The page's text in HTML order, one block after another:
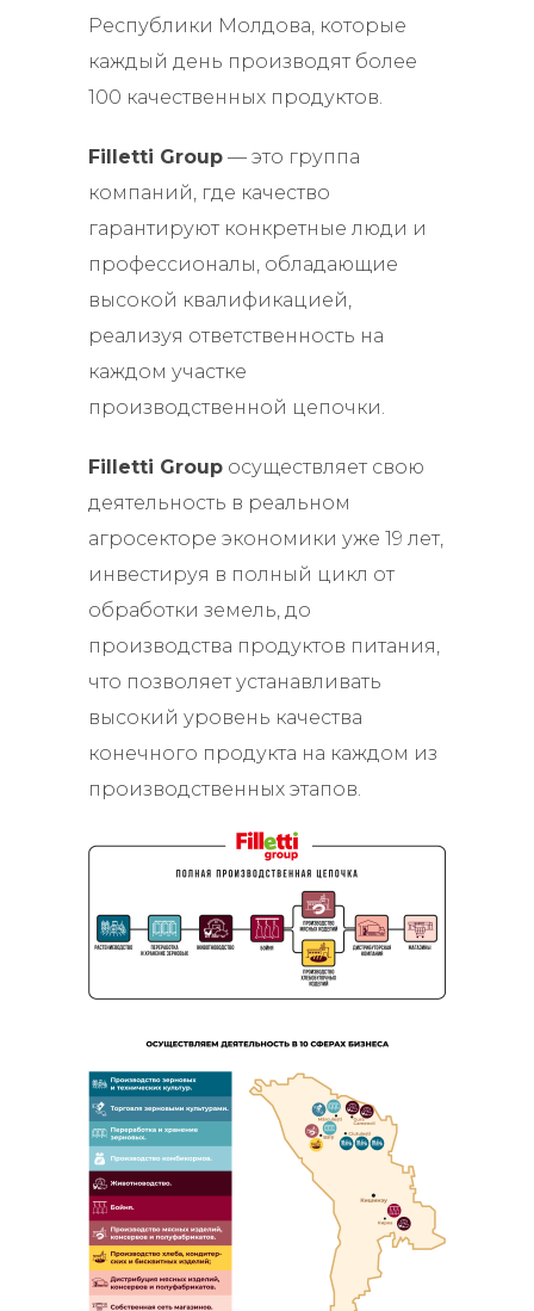
Республики Молдова, которые
каждый день производят более
100 качественных продуктов.
Filletti Group — это группа
компаний, где качество
гарантируют конкретные люди и
профессионалы, обладающие
высокой квалификацией,
реализуя ответственность на
каждом участке
производственной цепочки.
Filletti Group осуществляет свою
деятельность в реальном
агросекторе экономики уже 19 лет,
инвестируя в полный цикл от
обработки земель, до
производства продуктов питания,
что позволяет устанавливать
высокий уровень качества
конечного продукта на каждом из
производственных этапов.